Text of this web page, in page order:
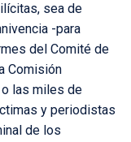
sea de
-para
del Comité de
Comisión
o las miles de
y periodistas
de los